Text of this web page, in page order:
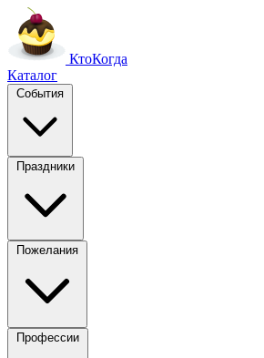
КтоКогда
Каталог
События
Праздники
Пожелания
Профессии